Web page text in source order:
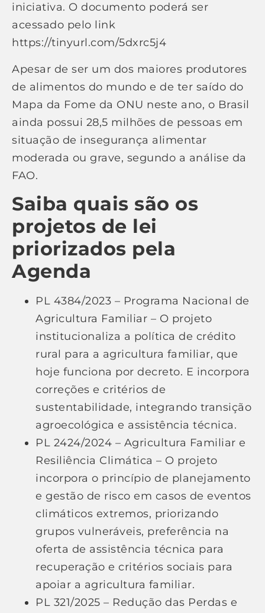
iniciativa. O documento poderá ser
acessado pelo link
https://tinyurl.com/5dxrc5j4
Apesar de ser um dos maiores produtores
de alimentos do mundo e de ter saído do
Mapa da Fome da ONU neste ano, o Brasil
ainda possui 28,5 milhões de pessoas em
situação de insegurança alimentar
moderada ou grave, segundo a análise da
FAO.
Saiba quais são os
projetos de lei
priorizados pela
Agenda
PL 4384/2023 – Programa Nacional de
Agricultura Familiar – O projeto
institucionaliza a política de crédito
rural para a agricultura familiar, que
hoje funciona por decreto. E incorpora
correções e critérios de
sustentabilidade, integrando transição
agroecológica e assistência técnica.
PL 2424/2024 – Agricultura Familiar e
Resiliência Climática – O projeto
incorpora o princípio de planejamento
e gestão de risco em casos de eventos
climáticos extremos, priorizando
grupos vulneráveis, preferência na
oferta de assistência técnica para
recuperação e critérios sociais para
apoiar a agricultura familiar.
PL 321/2025 – Redução das Perdas e